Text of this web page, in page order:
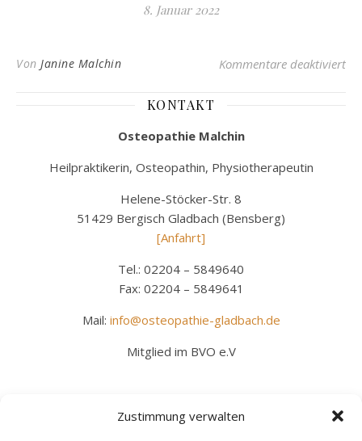
Zustimmung verwalten
8. Januar 2022
Von Janine Malchin Kommentare deaktiviertfür
KONTAKT
Osteopathie Malchin
Heilpraktikerin, Osteopathin, Physiotherapeutin
Helene-Stöcker-Str. 8
51429 Bergisch Gladbach (Bensberg)
[Anfahrt]
Tel.: 02204 – 5849640
Fax: 02204 – 5849641
Mail: info@osteopathie-gladbach.de
Mitglied im BVO e.V